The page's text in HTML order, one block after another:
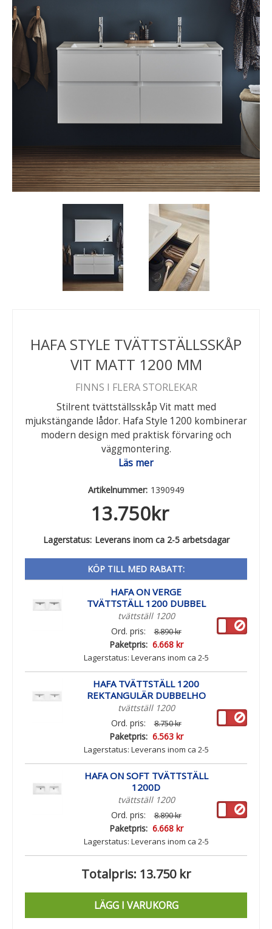
HAFA STYLE TVÄTTSTÄLLSSKÅP
VIT MATT 1200 MM
FINNS I FLERA STORLEKAR
Stilrent tvättställsskåp Vit matt med
mjukstängande lådor. Hafa Style 1200 kombinerar
modern design med praktisk förvaring och
väggmontering.
Läs mer
Artikelnummer: 1390949
13.750kr
Lagerstatus: Leverans inom ca 2-5 arbetsdagar
KÖP TILL MED RABATT:
HAFA ON VERGE
TVÄTTSTÄLL 1200 DUBBEL
tvättställ 1200
Ord. pris:
8.890 kr
Paketpris: 6.668 kr
Lagerstatus: Leverans inom ca 2-5
arbetsdagar
HAFA TVÄTTSTÄLL 1200
REKTANGULÄR DUBBELHO
tvättställ 1200
Ord. pris:
8.750 kr
Paketpris: 6.563 kr
Lagerstatus: Leverans inom ca 2-5
arbetsdagar
HAFA ON SOFT TVÄTTSTÄLL
1200D
tvättställ 1200
Ord. pris:
8.890 kr
Paketpris: 6.668 kr
Lagerstatus: Leverans inom ca 2-5
arbetsdagar
Totalpris: 13.750 kr
LÄGG I VARUKORG